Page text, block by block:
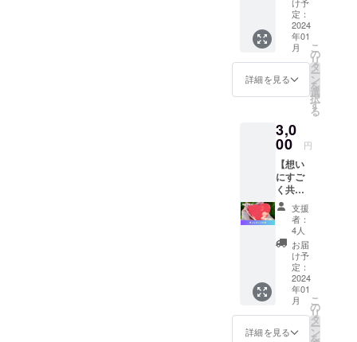
月号
失語
症
失語
症から
の復職
き、そ
のきっ
は
5月号
若年発
症
U25の
若年発
症者の
リア
ル。
未
来は悪
かった
ており
ますの
で、お
見逃し
無いよ
うにお
けたら
と思い
ます。
1月末ま
でに郵
送で送
りま
す。郵
便番
号、ご
住所に
お間違
えない
ようご
確認よ
ろしく
お願い
・あな
たの応
援がわ
たした
ちの力
になり
ます！
・御礼
セージ
をお送
りいた
しま
す！
定：
2024
年01
月
詳細を見る
こ
の
リ
タ
ー
ン
を
選
択
す
る
3,0
00 円
【想い
にすご
く共
感！】
・全力
で応援
したい
方はこ
ちら！
・あな
たの応
援がわ
たした
ちの力
支援
者：
4人
お届
け予
定：
2024
年01
月
詳細を見る
こ
の
リ
タ
ー
ン
を